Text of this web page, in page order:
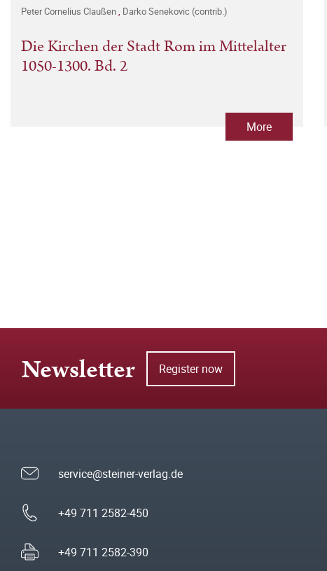
Peter Cornelius Claußen, Darko Senekovic (contrib.)
Die Kirchen der Stadt Rom im Mittelalter
1050-1300. Bd. 2
More
Newsletter Register now
service@steiner-verlag.de
+49 711 2582-450
+49 711 2582-390